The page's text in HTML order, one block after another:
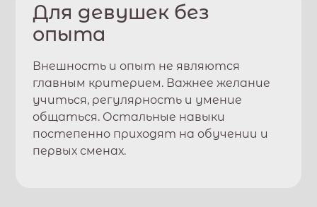
Для девушек без
опыта
Внешность и опыт не являются
главным критерием. Важнее желание
учиться, регулярность и умение
общаться. Остальные навыки
постепенно приходят на обучении и
первых сменах.